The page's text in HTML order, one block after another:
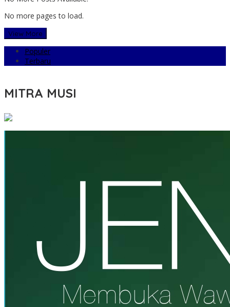
No more pages to load.
View More
Populer
Terbaru
MITRA MUSI